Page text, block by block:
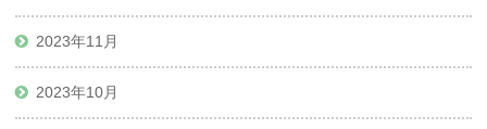
2023年11月
2023年10月